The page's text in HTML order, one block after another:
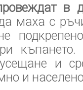
в
маха с
и
и